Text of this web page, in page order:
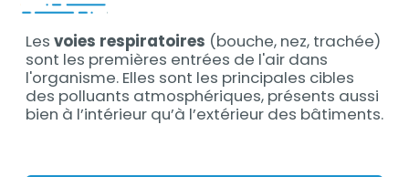
Contenu
Les voies respiratoires (bouche, nez, trachée)
sont les premières entrées de l'air dans
l'organisme. Elles sont les principales cibles
des polluants atmosphériques, présents aussi
bien à l’intérieur qu’à l’extérieur des bâtiments.